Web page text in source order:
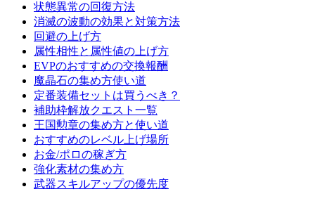
状態異常の回復方法
消滅の波動の効果と対策方法
回避の上げ方
属性相性と属性値の上げ方
EVPのおすすめの交換報酬
魔晶石の集め方使い道
定番装備セットは買うべき？
補助枠解放クエスト一覧
王国勲章の集め方と使い道
おすすめのレベル上げ場所
お金/ポロの稼ぎ方
強化素材の集め方
武器スキルアップの優先度